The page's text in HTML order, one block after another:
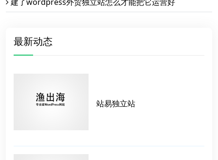
最新动态
站易独立站